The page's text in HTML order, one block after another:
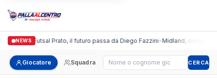
NEWS
Italgronda Futsal Prato, il futuro passa da Diego Fazzini•Midland, doppio
Giocatore Squadra Cerca giocatore CERCA